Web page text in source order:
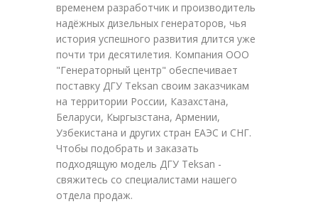
временем разработчик и производитель
надёжных дизельных генераторов, чья
история успешного развития длится уже
почти три десятилетия. Компания ООО
"Генераторный центр" обеспечивает
поставку ДГУ Teksan своим заказчикам
на территории России, Казахстана,
Беларуси, Кыргызстана, Армении,
Узбекистана и других стран ЕАЭС и СНГ.
Чтобы подобрать и заказать
подходящую модель ДГУ Teksan -
свяжитесь со специалистами нашего
отдела продаж.